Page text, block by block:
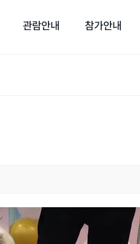
관람안내 참가안내